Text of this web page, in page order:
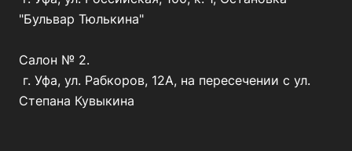
"Бульвар Тюлькина"
Салон № 2.
г. Уфа, ул. Рабкоров, 12А, на пересечении с ул.
Степана Кувыкина